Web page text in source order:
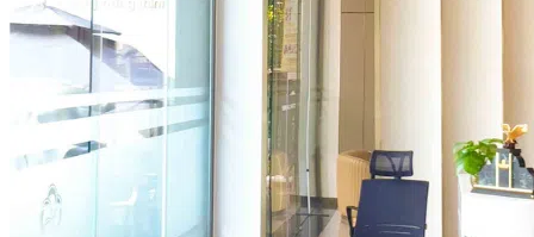
Sàn gỗ, ốp cầu thang
Giường ngủ
Bàn ghế ăn
Tủ tivi
Phụ kiện nội thất
Catalogue nội thất
Tin tức
Blog nội thất
Giải pháp thi công
Xu hướng nội thất